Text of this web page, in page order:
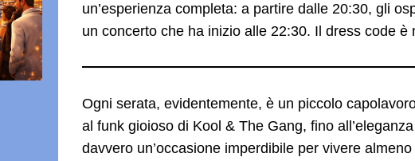
un’esperienza completa: a partire dalle 20:30, gli
un concerto che ha inizio alle 22:30. Il dress code
Ogni serata, evidentemente, è un piccolo
al funk gioioso di Kool & The Gang, fino
davvero un’occasione imperdibile per vivere